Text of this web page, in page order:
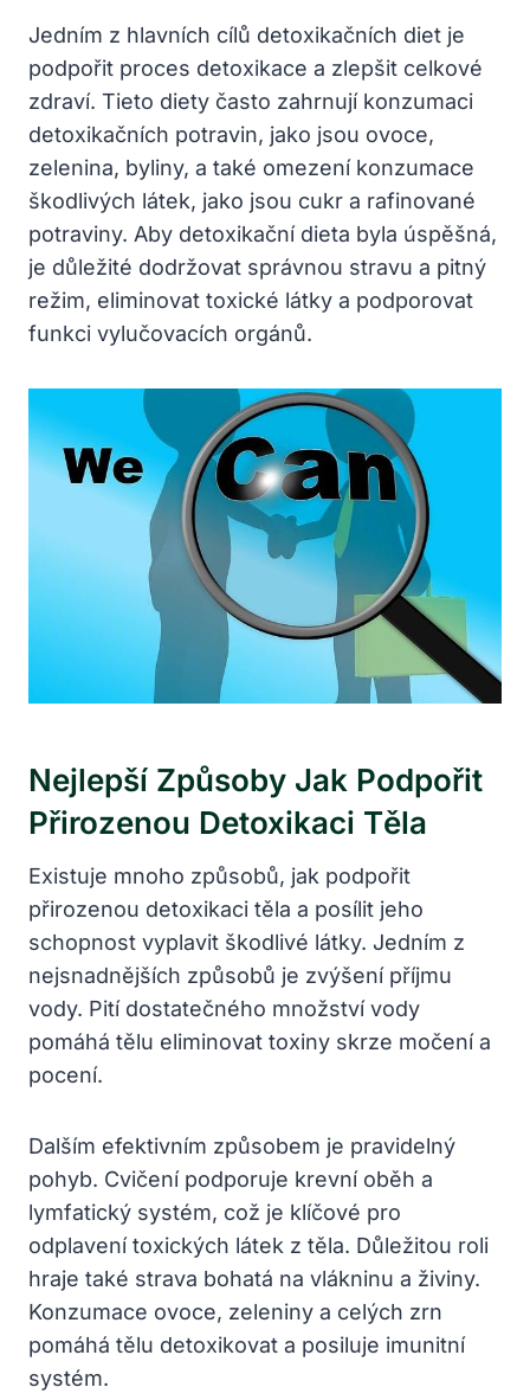
Jedním z hlavních cílů detoxikačních diet⁤ je
podpořit proces detoxikace ​a zlepšit celkové
zdraví.‌ Tieto diety často​ zahrnují‌ konzumaci
detoxikačních potravin,‌ jako jsou ovoce,
zelenina, byliny, a také omezení konzumace
‌škodlivých látek, jako jsou⁢ cukr a⁤ rafinované
potraviny. Aby ‌detoxikační dieta byla úspěšná,
je důležité dodržovat správnou​ stravu a pitný
režim, eliminovat toxické ‍látky a podporovat
funkci vylučovacích orgánů.
Nejlepší​ Způsoby Jak Podpořit
Přirozenou Detoxikaci Těla
Existuje mnoho‍ způsobů, jak podpořit⁢
přirozenou​ detoxikaci‌ těla a ‍posílit‍ jeho
schopnost ‍vyplavit škodlivé látky. Jedním z
nejsnadnějších způsobů je zvýšení příjmu
vody. Pití dostatečného množství vody‍
pomáhá tělu eliminovat toxiny skrze močení a⁣
pocení.
Dalším efektivním způsobem je pravidelný⁣
pohyb. Cvičení podporuje‍ krevní oběh a
lymfatický⁢ systém, což ‍je klíčové pro
odplavení ⁢toxických látek z⁢ těla. ‍Důležitou roli
hraje také strava bohatá na vlákninu a živiny.
Konzumace⁢ ovoce, zeleniny a celých zrn
pomáhá ‌tělu detoxikovat‌ a⁤ posiluje imunitní
‍systém.